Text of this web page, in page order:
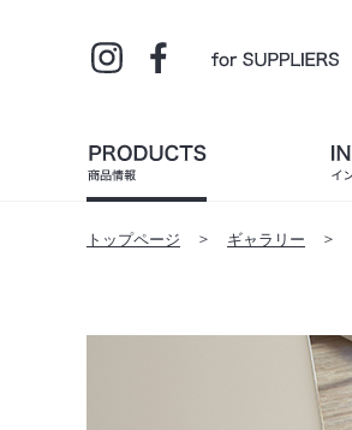
トップページ ギャラリー